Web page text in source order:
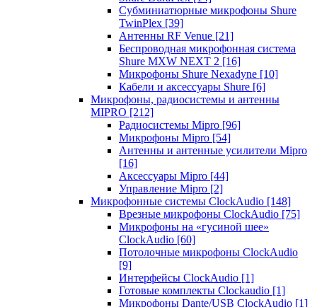
Субминиатюрные микрофоны Shure
TwinPlex [39]
Антенны RF Venue [21]
Беспроводная микрофонная система
Shure MXW NEXT 2 [16]
Микрофоны Shure Nexadyne [10]
Кабели и аксессуары Shure [6]
Микрофоны, радиосистемы и антенны
MIPRO [212]
Радиосистемы Mipro [96]
Микрофоны Mipro [54]
Антенны и антенные усилители Mipro
[16]
Аксессуары Mipro [44]
Управление Mipro [2]
Микрофонные системы ClockAudio [148]
Врезные микрофоны ClockAudio [75]
Микрофоны на «гусиной шее»
ClockAudio [60]
Потолочные микрофоны ClockAudio
[9]
Интерфейсы ClockAudio [1]
Готовые комплекты Clockaudio [1]
Микрофоны Dante/USB ClockAudio [1]